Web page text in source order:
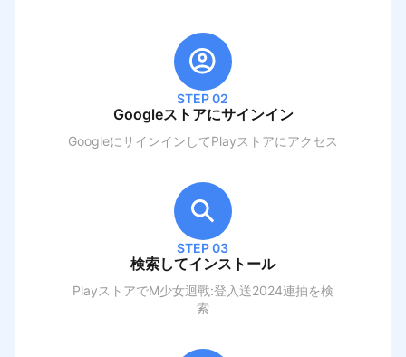
STEP 02
Googleストアにサインイン
GoogleにサインインしてPlayストアにアクセス
STEP 03
検索してインストール
PlayストアでM少女迴戰:登入送2024連抽を検
索